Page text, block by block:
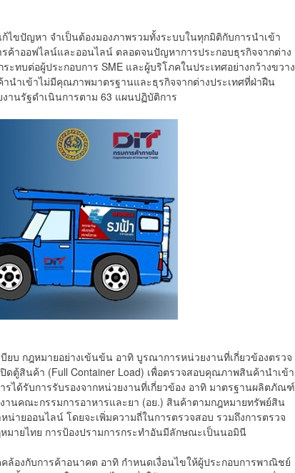
ไขปัญหา จำเป็นต้องมองภาพรวมทั้งระบบในทุกมิติกับการนำเข้า
าออฟไลน์และออนไลน์ ตลอดจนปัญหาการประกอบธุรกิจจากต่าง
ะทบต่อผู้ประกอบการ SME และผู้บริโภคในประเทศอย่างกว้างขวาง
นำเข้าไม่มีคุณภาพมาตรฐานและธุรกิจจากต่างประเทศที่ฝ่าฝืน
านรัฐดำเนินการตาม 63 แผนปฏิบัติการ
ยบ กฎหมายอย่างเข้นข้น อาทิ บูรณาการหน่วยงานที่เกี่ยวข้องตรวจ
ดตู้สินค้า (Full Container Load) เพื่อตรวจสอบคุณภาพสินค้านำเข้า
รได้รับการรับรองจากหน่วยงานที่เกี่ยวข้อง อาทิ มาตรฐานผลิตภัณฑ์
นคณะกรรมการอาหารและยา (อย.) สินค้าตามกฎหมายทรัพย์สิน
ายออนไลน์ โดยจะเพิ่มความถี่ในการตรวจสอบ รวมถึงการตรวจ
มายไทย การป้องปรามการกระทำอันมีลักษณะเป็นนอมินี
ล้องกับการค้าอนาคต อาทิ กำหนดเงื่อนไขให้ผู้ประกอบการพาณิชย์